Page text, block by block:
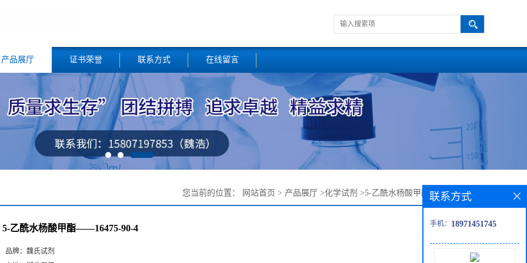
产品展厅 证书荣誉 联系方式 在线留言
您当前的位置： 网站首页 > 产品展厅 >化学试剂 >5-乙酰水杨酸甲酯——16475-90-4
5-乙酰水杨酸甲酯——16475-90-4
品牌： 魏氏试剂
联系方式
手机： 18971451745